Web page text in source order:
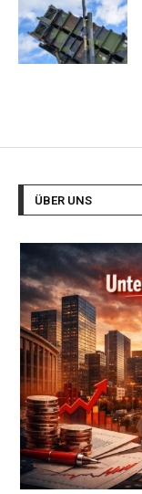
ÜBER UNS